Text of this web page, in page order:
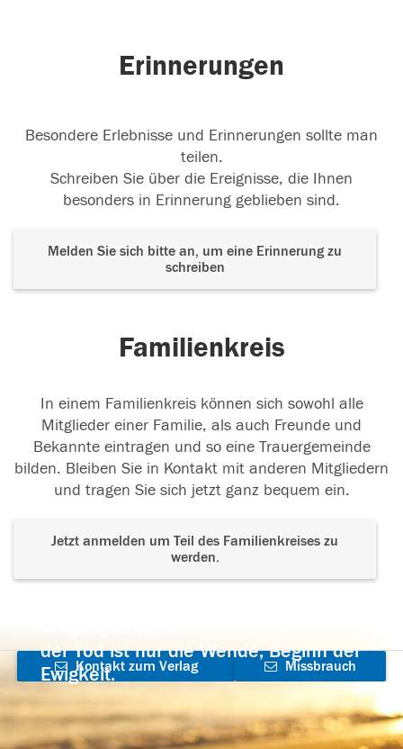
Erinnerungen
Besondere Erlebnisse und Erinnerungen sollte man
teilen.
Schreiben Sie über die Ereignisse, die Ihnen
besonders in Erinnerung geblieben sind.
Melden Sie sich bitte an, um eine Erinnerung zu
schreiben
Familienkreis
In einem Familienkreis können sich sowohl alle
Mitglieder einer Familie, als auch Freunde und
Bekannte eintragen und so eine Trauergemeinde
bilden. Bleiben Sie in Kontakt mit anderen Mitgliedern
und tragen Sie sich jetzt ganz bequem ein.
Jetzt anmelden um Teil des Familienkreises zu
werden.
der Tod ist nur die Wende, Beginn der
Ewigkeit.
Kontakt zum Verlag
aufnehmen
Missbrauch